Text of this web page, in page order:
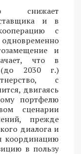
снижает
и в
с
и
что в
(до 2030 г.)
с
двигаясь
портфелю
сценарии
прежде
диалога и
координацию
в пользу